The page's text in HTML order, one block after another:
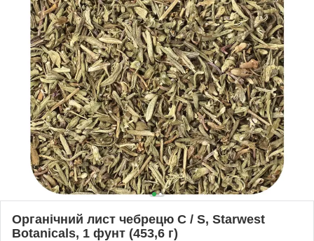
Органічний лист чебрецю C / S, Starwest
Botanicals, 1 фунт (453,6 г)